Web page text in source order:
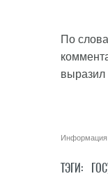
По
выразил
Информация
ТЭГИ: